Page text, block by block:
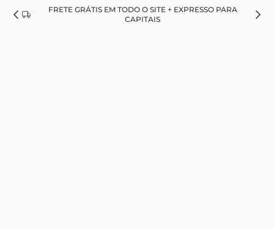
FRETE GRÁTIS EM TODO O SITE + EXPRESSO PARA
CAPITAIS